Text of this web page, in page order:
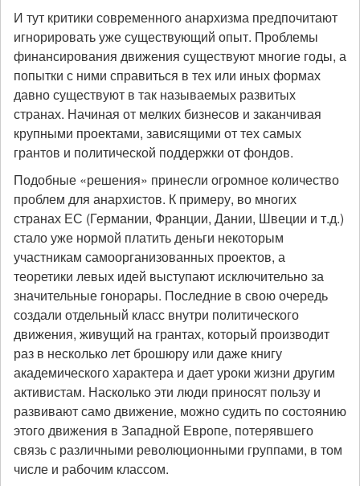
И тут критики современного анархизма предпочитают
игнорировать уже существующий опыт. Проблемы
финансирования движения существуют многие годы, а
попытки с ними справиться в тех или иных формах
давно существуют в так называемых развитых
странах. Начиная от мелких бизнесов и заканчивая
крупными проектами, зависящими от тех самых
грантов и политической поддержки от фондов.
Подобные «решения» принесли огромное количество
проблем для анархистов. К примеру, во многих
странах ЕС (Германии, Франции, Дании, Швеции и т.д.)
стало уже нормой платить деньги некоторым
участникам самоорганизованных проектов, а
теоретики левых идей выступают исключительно за
значительные гонорары. Последние в свою очередь
создали отдельный класс внутри политического
движения, живущий на грантах, который производит
раз в несколько лет брошюру или даже книгу
академического характера и дает уроки жизни другим
активистам. Насколько эти люди приносят пользу и
развивают само движение, можно судить по состоянию
этого движения в Западной Европе, потерявшего
связь с различными революционными группами, в том
числе и рабочим классом.